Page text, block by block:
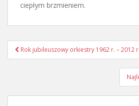
ciepłym brzmieniem.
Nawigacja
postu
Rok jubileuszowy orkiestry 1962 r. – 2012 r.